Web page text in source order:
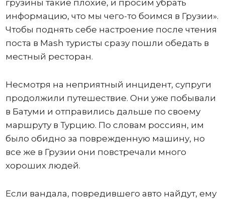
грузины такие плохие, и просим убрать
информацию, что мы чего-то боимся в Грузии».
Чтобы поднять себе настроение после чтения
поста в Mash туристы сразу пошли обедать в
местный ресторан.
Несмотря на неприятный инцидент, супруги
продолжили путешествие. Они уже побывали
в Батуми и отправились дальше по своему
маршруту в Турцию. По словам россиян, им
было обидно за поврежденную машину, но
все же в Грузии они повстречали много
хороших людей.
Если вандала, повредившего авто найдут, ему